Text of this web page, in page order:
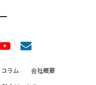
コラム
会社概要